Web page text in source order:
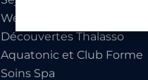
Week-end Thalasso
Découvertes Thalasso
Aquatonic et Club Forme
Soins Spa